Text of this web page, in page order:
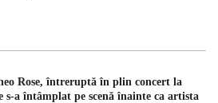
Rose, întreruptă în plin concert la
s-a întâmplat pe scenă înainte ca artista